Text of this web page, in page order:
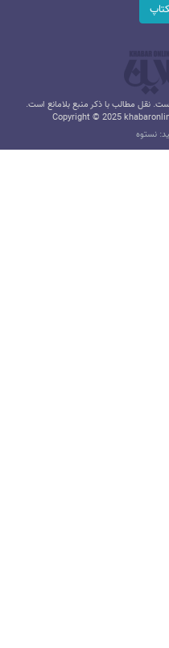
نقل مطالب با ذکر منبع بلامانع است.
Copyright © 2025
نستوه